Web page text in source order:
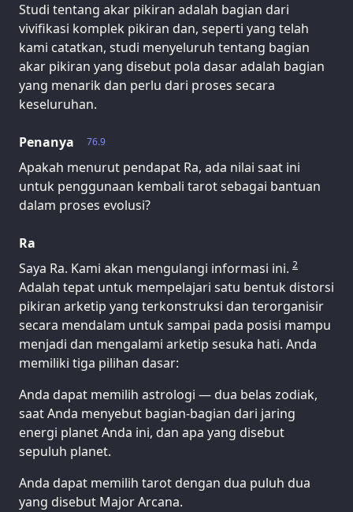
Studi tentang akar pikiran adalah bagian dari
vivifikasi komplek pikiran dan, seperti yang telah
kami catatkan, studi menyeluruh tentang bagian
akar pikiran yang disebut pola dasar adalah bagian
yang menarik dan perlu dari proses secara
keseluruhan.
76.9
Penanya
Apakah menurut pendapat Ra, ada nilai saat ini
untuk penggunaan kembali tarot sebagai bantuan
dalam proses evolusi?
Ra
Saya Ra. Kami akan mengulangi informasi ini. 2
Adalah tepat untuk mempelajari satu bentuk distorsi
pikiran arketip yang terkonstruksi dan terorganisir
secara mendalam untuk sampai pada posisi mampu
menjadi dan mengalami arketip sesuka hati. Anda
memiliki tiga pilihan dasar:
Anda dapat memilih astrologi — dua belas zodiak,
saat Anda menyebut bagian-bagian dari jaring
energi planet Anda ini, dan apa yang disebut
sepuluh planet.
Anda dapat memilih tarot dengan dua puluh dua
yang disebut Major Arcana.